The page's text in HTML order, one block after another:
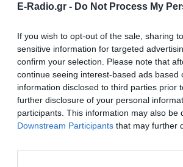
E-Radio.gr - Do Not Process My
If you wish to opt-out of the sale, sharing
sensitive information for targeted
confirm your selection. Please note that
continue seeing interest-based ads
information disclosed to third parties prior
further disclosure of your personal
participants. This information may also
Downstream Participants that may further
πως ότι και να γίνει, θα
κι αν ήταν η επίδοση μου», είπε
τον κόσμο που βρισκόταν κατά
δύναμη και ενέργεια από τον
τους χαιρετάω, τους
υποκλίθηκε στο μεγαλείο της και